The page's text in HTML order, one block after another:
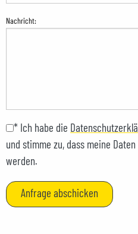
Nachricht:
* Ich habe die
und stimme zu, dass meine
werden.